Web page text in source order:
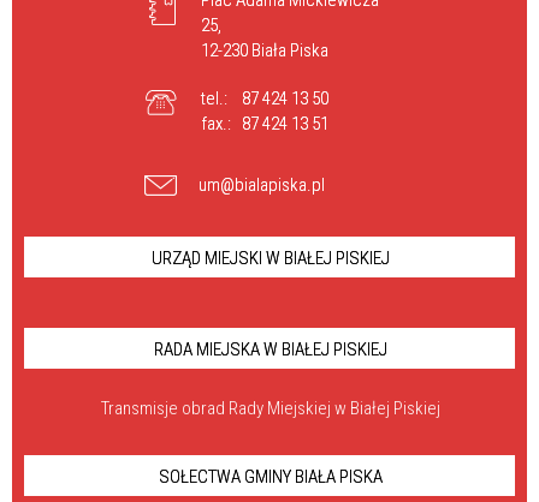
25,
12-230 Biała Piska
tel.:
87 424 13 50
fax.: 87 424 13 51
um@bialapiska.pl
URZĄD MIEJSKI W BIAŁEJ PISKIEJ
RADA MIEJSKA W BIAŁEJ PISKIEJ
Transmisje obrad Rady Miejskiej w Białej Piskiej
SOŁECTWA GMINY BIAŁA PISKA